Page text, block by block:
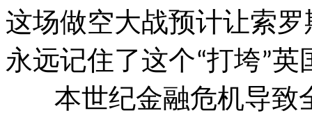
这场做空大战预计让索
永远记住了这个“打垮”英
本世纪金融危机导致